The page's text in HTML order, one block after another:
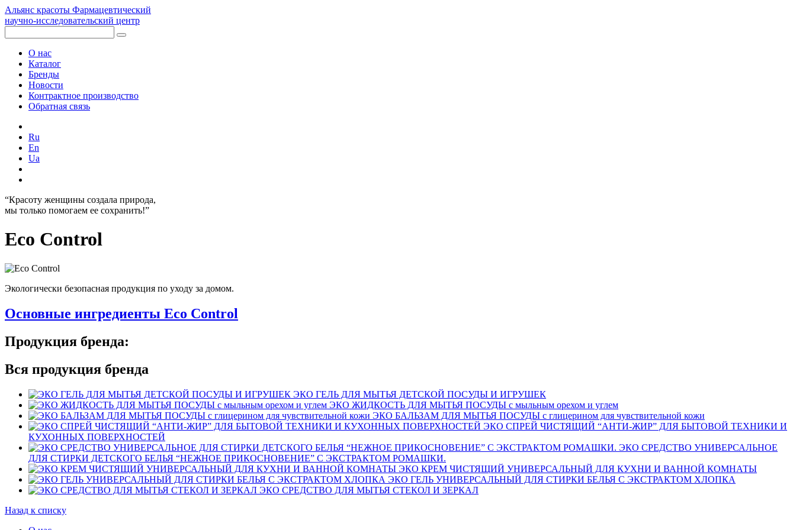
Альянс красоты Фармацевтический
научно-исследовательский центр
О нас
Каталог
Бренды
Новости
Контрактное производство
Обратная связь
Ru
En
Ua
“Красоту женщины создала природа,
мы только помогаем ее сохранить!”
Eco Control
Экологически безопасная продукция по уходу за домом.
Основные ингредиенты Eco Control
Продукция бренда:
Вся продукция бренда
ЭКО ГЕЛЬ ДЛЯ МЫТЬЯ ДЕТСКОЙ ПОСУДЫ И ИГРУШЕК
ЭКО ЖИДКОСТЬ ДЛЯ МЫТЬЯ ПОСУДЫ с мыльным орехом и углем
ЭКО БАЛЬЗАМ ДЛЯ МЫТЬЯ ПОСУДЫ с глицерином для чувствительной кожи
ЭКО СПРЕЙ ЧИСТЯЩИЙ “АНТИ-ЖИР” ДЛЯ БЫТОВОЙ ТЕХНИКИ И
КУХОННЫХ ПОВЕРХНОСТЕЙ
ЭКО СРЕДСТВО УНИВЕРСАЛЬНОЕ
ДЛЯ СТИРКИ ДЕТСКОГО БЕЛЬЯ “НЕЖНОЕ ПРИКОСНОВЕНИЕ” С ЭКСТРАКТОМ РОМАШКИ.
ЭКО КРЕМ ЧИСТЯЩИЙ УНИВЕРСАЛЬНЫЙ ДЛЯ КУХНИ И ВАННОЙ КОМНАТЫ
ЭКО ГЕЛЬ УНИВЕРСАЛЬНЫЙ ДЛЯ СТИРКИ БЕЛЬЯ С ЭКСТРАКТОМ ХЛОПКА
ЭКО СРЕДСТВО ДЛЯ МЫТЬЯ СТЕКОЛ И ЗЕРКАЛ
Назад к списку